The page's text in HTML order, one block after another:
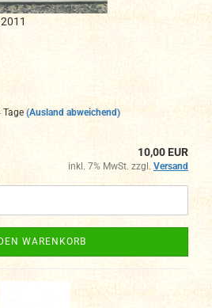
Tage (Ausland abweichend)
10,00 EUR
inkl. 7% MwSt. zzgl. Versand
WARENKORB